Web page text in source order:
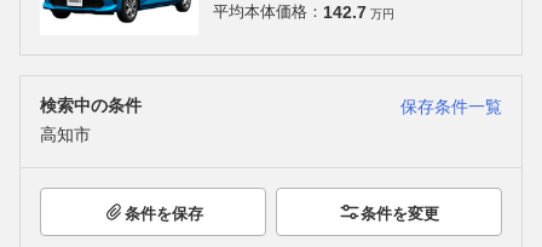
平均本体価格： 142.7 万円
検索中の条件
保存条件一覧
高知市
条件を保存 条件を変更